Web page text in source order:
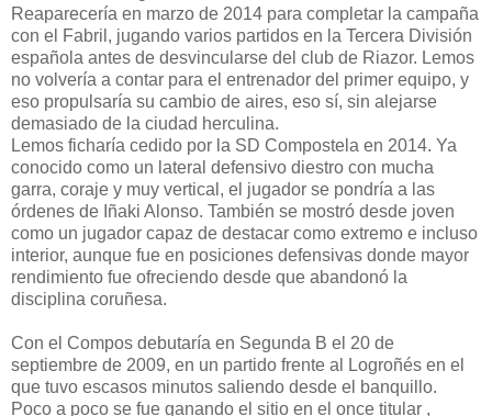
Reaparecería en marzo de 2014 para completar la campaña
con el Fabril, jugando varios partidos en la Tercera División
española antes de desvincularse del club de Riazor. Lemos
no volvería a contar para el entrenador del primer equipo, y
eso propulsaría su cambio de aires, eso sí, sin alejarse
demasiado de la ciudad herculina.
Lemos ficharía cedido por la SD Compostela en 2014. Ya
conocido como un lateral defensivo diestro con mucha
garra, coraje y muy vertical, el jugador se pondría a las
órdenes de Iñaki Alonso. También se mostró desde joven
como un jugador capaz de destacar como extremo e incluso
interior, aunque fue en posiciones defensivas donde mayor
rendimiento fue ofreciendo desde que abandonó la
disciplina coruñesa.
Con el Compos debutaría en Segunda B el 20 de
septiembre de 2009, en un partido frente al Logroñés en el
que tuvo escasos minutos saliendo desde el banquillo.
Poco a poco se fue ganando el sitio en el once titular ,